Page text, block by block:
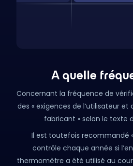
A quelle
Concernant la fréquence de
des « exigences de l’utilisateur et
fabricant » selon le texte
Il est toutefois recommandé
contrôle chaque année si
thermomètre a été utilisé au